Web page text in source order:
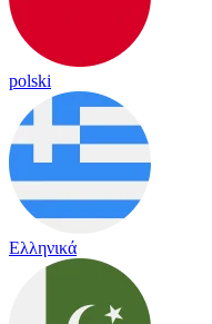
polski
Ελληνικά